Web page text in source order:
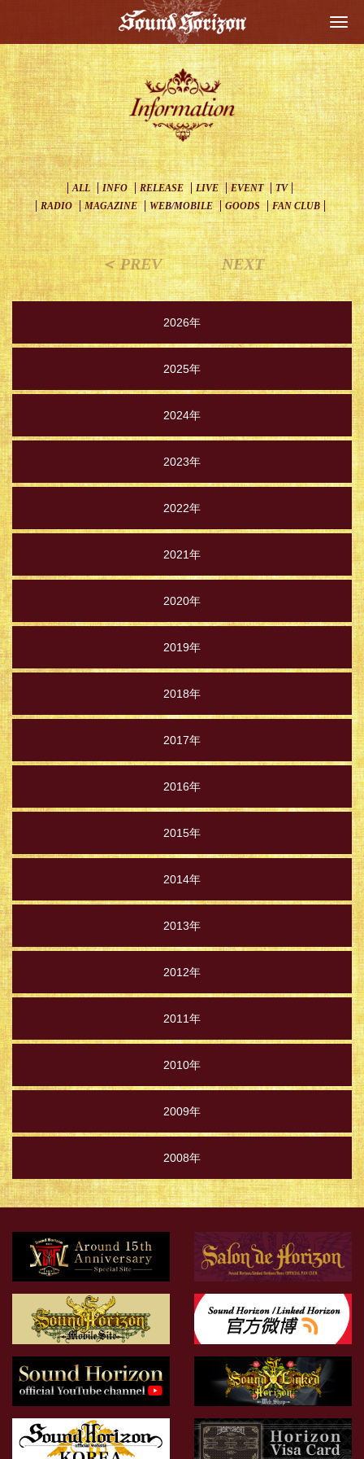
ALL INFO RELEASE LIVE EVENT
TV
RADIO
MAGAZINE WEB/MOBILE GOODS FAN CLUB
＜ PREV NEXT
2026年
2025年
2024年
2023年
2022年
2021年
2020年
2019年
2018年
2017年
2016年
2015年
2014年
2013年
2012年
2011年
2010年
2009年
2008年